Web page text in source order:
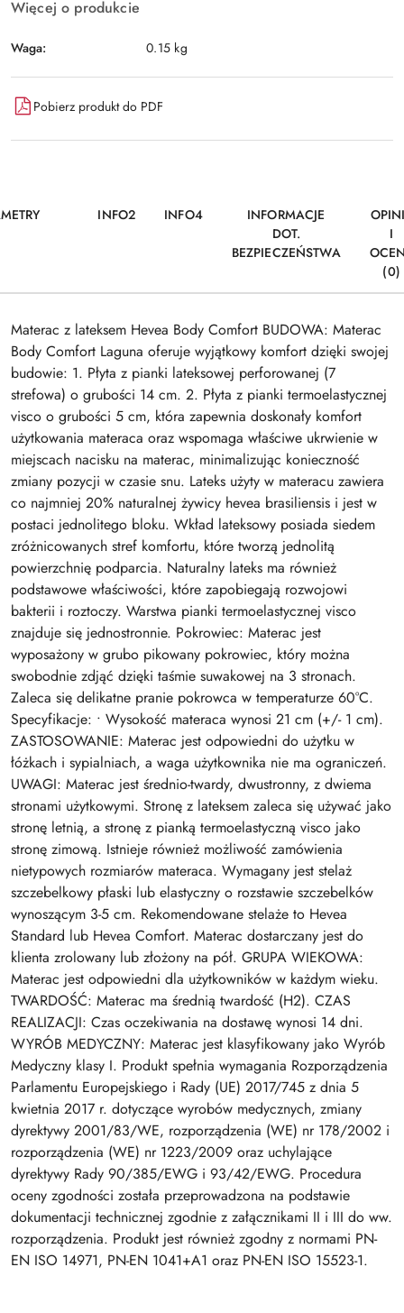
Więcej o produkcie
Waga: 0.15 kg
Pobierz produkt do PDF
INFO2 INFO4
INFORMACJE
DOT.
BEZPIECZEŃSTWA
I
(0)
Materac z lateksem Hevea Body Comfort BUDOWA: Materac
Body Comfort Laguna oferuje wyjątkowy komfort dzięki swojej
budowie: 1. Płyta z pianki lateksowej perforowanej (7
strefowa) o grubości 14 cm. 2. Płyta z pianki termoelastycznej
visco o grubości 5 cm, która zapewnia doskonały komfort
użytkowania materaca oraz wspomaga właściwe ukrwienie w
miejscach nacisku na materac, minimalizując konieczność
zmiany pozycji w czasie snu. Lateks użyty w materacu zawiera
co najmniej 20% naturalnej żywicy hevea brasiliensis i jest w
postaci jednolitego bloku. Wkład lateksowy posiada siedem
zróżnicowanych stref komfortu, które tworzą jednolitą
powierzchnię podparcia. Naturalny lateks ma również
podstawowe właściwości, które zapobiegają rozwojowi
bakterii i roztoczy. Warstwa pianki termoelastycznej visco
znajduje się jednostronnie. Pokrowiec: Materac jest
wyposażony w grubo pikowany pokrowiec, który można
swobodnie zdjąć dzięki taśmie suwakowej na 3 stronach.
Zaleca się delikatne pranie pokrowca w temperaturze 60°C.
Specyfikacje: • Wysokość materaca wynosi 21 cm (+/- 1 cm).
ZASTOSOWANIE: Materac jest odpowiedni do użytku w
łóżkach i sypialniach, a waga użytkownika nie ma ograniczeń.
UWAGI: Materac jest średnio-twardy, dwustronny, z dwiema
stronami użytkowymi. Stronę z lateksem zaleca się używać jako
stronę letnią, a stronę z pianką termoelastyczną visco jako
stronę zimową. Istnieje również możliwość zamówienia
nietypowych rozmiarów materaca. Wymagany jest stelaż
szczebelkowy płaski lub elastyczny o rozstawie szczebelków
wynoszącym 3-5 cm. Rekomendowane stelaże to Hevea
Standard lub Hevea Comfort. Materac dostarczany jest do
klienta zrolowany lub złożony na pół. GRUPA WIEKOWA:
Materac jest odpowiedni dla użytkowników w każdym wieku.
TWARDOŚĆ: Materac ma średnią twardość (H2). CZAS
REALIZACJI: Czas oczekiwania na dostawę wynosi 14 dni.
WYRÓB MEDYCZNY: Materac jest klasyfikowany jako Wyrób
Medyczny klasy I. Produkt spełnia wymagania Rozporządzenia
Parlamentu Europejskiego i Rady (UE) 2017/745 z dnia 5
kwietnia 2017 r. dotyczące wyrobów medycznych, zmiany
dyrektywy 2001/83/WE, rozporządzenia (WE) nr 178/2002 i
rozporządzenia (WE) nr 1223/2009 oraz uchylające
dyrektywy Rady 90/385/EWG i 93/42/EWG. Procedura
oceny zgodności została przeprowadzona na podstawie
dokumentacji technicznej zgodnie z załącznikami II i III do ww.
rozporządzenia. Produkt jest również zgodny z normami PN-
EN ISO 14971, PN-EN 1041+A1 oraz PN-EN ISO 15523-1.